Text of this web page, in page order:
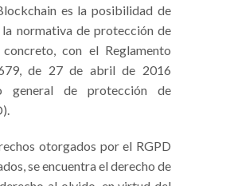
es la posibilidad de
normativa de protección de
con el Reglamento
de 27 de abril de 2016
general de protección de
otorgados por el RGPD
se encuentra el derecho de